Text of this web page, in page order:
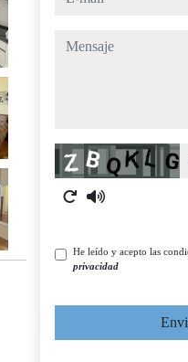
mensaje
Captcha
He leído y acepto las
privacidad